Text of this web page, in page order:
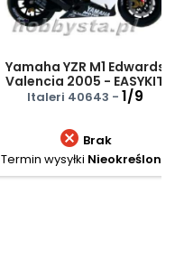
Yamaha YZR M1 Edwards
Valencia 2005 - EASYKIT
Italeri 40643 - 1/9
 Brak
Termin wysyłki Nieokreślony